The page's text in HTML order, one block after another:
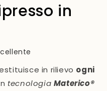
in
in rilievo ogni
tecnologia Materico®